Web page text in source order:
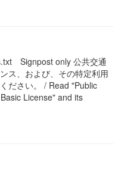
Signpost only 公共交通
ス、および、その特定利用
ださい。 / Read "Public
License" and its